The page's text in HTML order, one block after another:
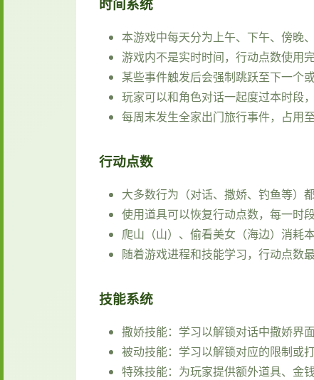
时间系统
本游戏中每天分为上午、下午、傍晚
游戏内不是实时时间，行动点数使用
某些事件触发后会强制跳跃至下一个
玩家可以和角色对话一起度过本时段
每周末发生全家出门旅行事件，占用至
行动点数
大多数行为（对话、撒娇、钓鱼等）
使用道具可以恢复行动点数，每一时
爬山（山）、偷看美女（海边）消耗
随着游戏进程和技能学习，行动点数
技能系统
撒娇技能：学习以解锁对话中撒娇界面
被动技能：学习以解锁对应的限制或打
特殊技能：为玩家提供额外道具、金